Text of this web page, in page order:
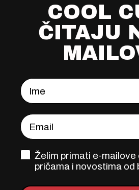
COOL
ČITAJU
Ime
Email
OPT-IN FORM
Želim primati e-mailove
pričama i novostima od